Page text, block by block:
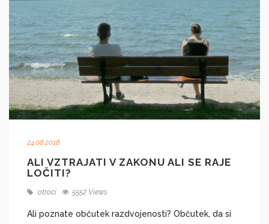
24.08.2018
ALI VZTRAJATI V ZAKONU ALI SE RAJE
LOČITI?
otroci 5552 Views
Ali poznate občutek razdvojenosti? Občutek, da si